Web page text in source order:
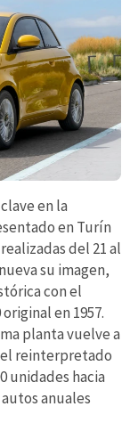
en la
en Turín
del 21 al
su imagen,
con el
en 1957.
planta vuelve a
reinterpretado
unidades hacia
autos anuales